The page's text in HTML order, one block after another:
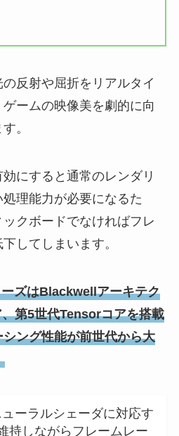
反射や屈折をリアルタイ
ームの映像美を劇的に向
。
にすると通常のレンダリ
理能力が必要になるた
クボードでなければフレ
してしまいます。
ズはBlackwellアーキテク
第5世代Tensorコアを搭載
ング性能が前世代から大
ーラルシェーダに対応す
持しながらフレームレー